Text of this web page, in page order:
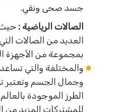
جسد صحى ونقي.
الصالات الرياضية :حيث
العديد من الصالات التي
بمجموعة من الأجهزة
والمختلفة والتي
وجمال الجسم وتعتبر
الطرز الموجودة بالعالم
للمشتركات المزيد من